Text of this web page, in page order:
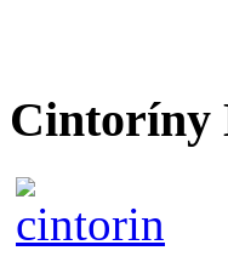
Cintoríny